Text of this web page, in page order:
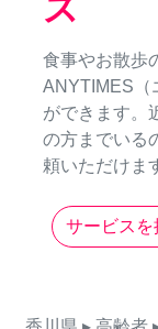
ス
食事やお散歩
ANYTIMES（
ができます。
の方までいる
頼いただけま
サービスを